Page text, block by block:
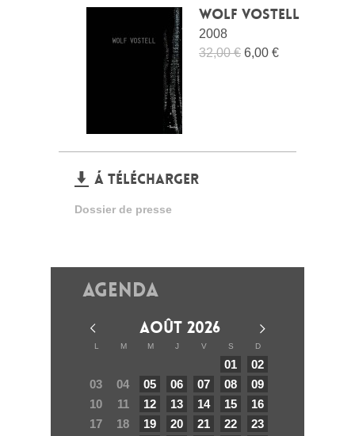
Wolf Vostell
2008
32,00 € 6,00 €
Á TÉLÉCHARGER
Dossier de presse
Agenda
AOÛT 2026
L M M J V S D
01
02
03
04 05 06 07 08
09
10
11 12 13 14 15
16
17
18 19 20 21 22
23